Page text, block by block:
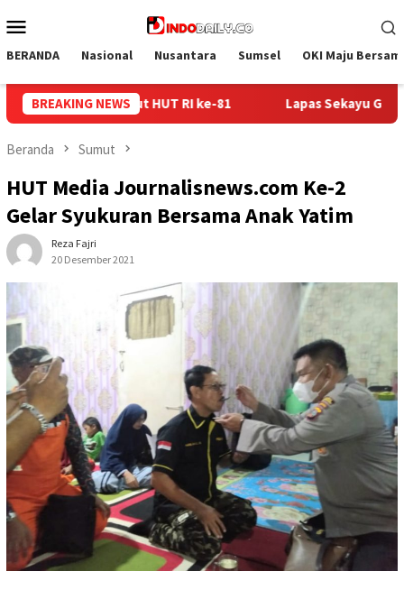
ke
Mobile
BERANDA Nasional Nusantara Sumsel OKI Maju
BREAKING NEWS
Sekayu Gandeng Kwarcab Muba Berikan Materi Dasar
Beranda Sumut
HUT Media Journalisnews.com Ke-2
Gelar Syukuran Bersama Anak Yatim
Reza Fajri
20 Desember 2021